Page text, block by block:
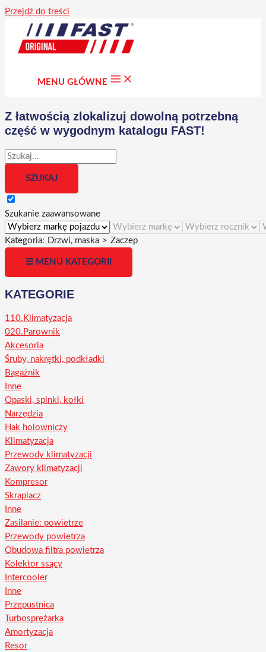
Przejdź do treści
MENU GŁÓWNE
Z łatwością zlokalizuj dowolną potrzebną
część w wygodnym katalogu FAST!
Szukanie zaawansowane
Kategoria: Drzwi, maska > Zaczep
☰ MENU KATEGORII
KATEGORIE
110.Klimatyzacja
020.Parownik
Akcesoria
Śruby, nakrętki, podkładki
Bagażnik
Inne
Opaski, spinki, kołki
Narzędzia
Hak holowniczy
Klimatyzacja
Przewody klimatyzacji
Zawory klimatyzacji
Kompresor
Skraplacz
Inne
Zasilanie: powietrze
Przewody powietrza
Obudowa filtra powietrza
Kolektor ssący
Intercooler
Inne
Przepustnica
Turbosprężarka
Amortyzacja
Resor